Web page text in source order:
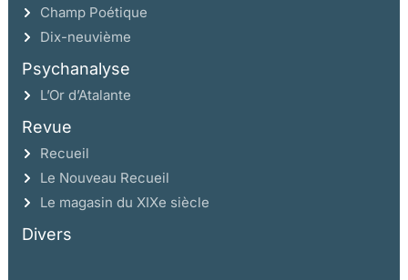
Champ Poétique
Dix-neuvième
Psychanalyse
L’Or d’Atalante
Revue
Recueil
Le Nouveau Recueil
Le magasin du XIXe siècle
Divers